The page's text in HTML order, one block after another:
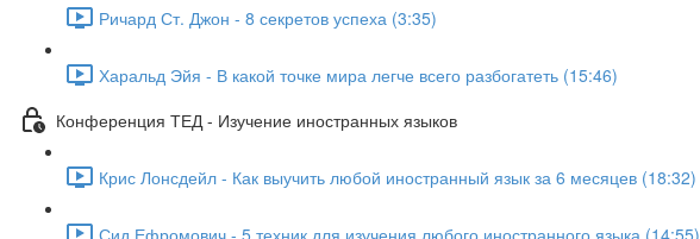
Ричард Ст. Джон - 8 секретов успеха (3:35)
Харальд Эйя - В какой точке мира легче всего разбогатеть (15:46)
Конференция ТЕД - Изучение иностранных языков
Крис Лонсдейл - Как выучить любой иностранный язык за 6 месяцев (18:32)
Сид Ефромович - 5 техник для изучения любого иностранного языка (14:55)